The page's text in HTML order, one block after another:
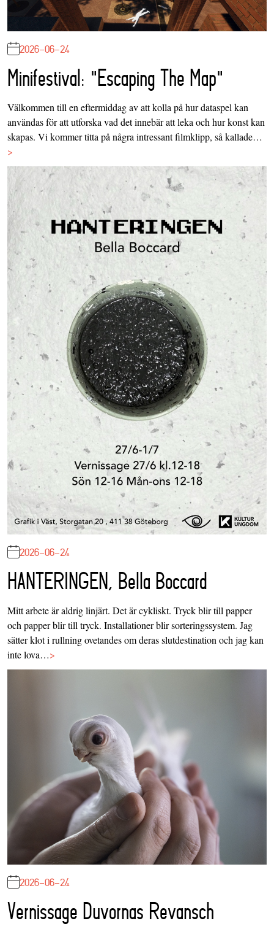
2026-06-24
Minifestival: "Escaping The Map"
Välkommen till en eftermiddag av att kolla på hur dataspel kan
användas för att utforska vad det innebär att leka och hur konst kan
skapas. Vi kommer titta på några intressant filmklipp, så kallade…
>
2026-06-24
HANTERINGEN, Bella Boccard
Mitt arbete är aldrig linjärt. Det är cykliskt. Tryck blir till papper
och papper blir till tryck. Installationer blir sorteringssystem. Jag
sätter klot i rullning ovetandes om deras slutdestination och jag kan
inte lova…>
2026-06-24
Vernissage Duvornas Revansch